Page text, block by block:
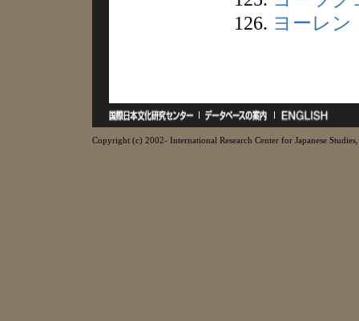
126. ヨーレン
Copyright (c) 2002- International Research Center for Japanese